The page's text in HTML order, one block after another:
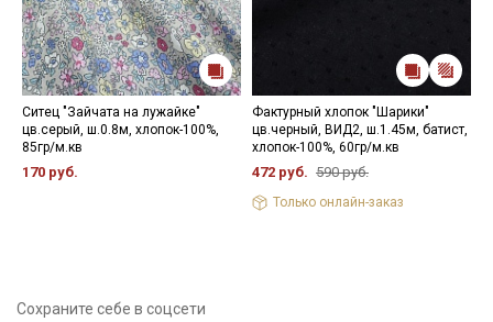
Ситец "Зайчата на лужайке"
цв.серый, ш.0.8м, хлопок-100%,
85гр/м.кв
170 руб.
Фактурный хлопок "Шарики"
цв.черный, ВИД2, ш.1.45м, батист,
хлопок-100%, 60гр/м.кв
472 руб. 590 руб.
Только онлайн-заказ
Сохраните себе в соцсети